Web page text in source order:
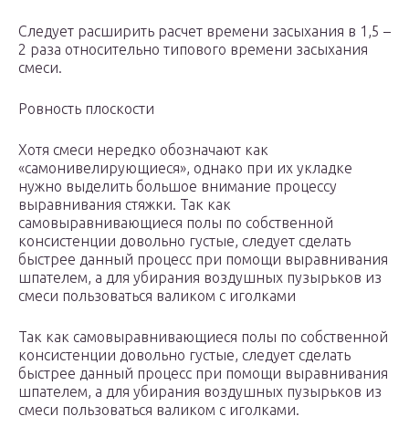
Следует расширить расчет времени засыхания в 1,5 –
2 раза относительно типового времени засыхания
смеси.
Ровность плоскости
Хотя смеси нередко обозначают как
«самонивелирующиеся», однако при их укладке
нужно выделить большое внимание процессу
выравнивания стяжки. Так как
самовыравнивающиеся полы по собственной
консистенции довольно густые, следует сделать
быстрее данный процесс при помощи выравнивания
шпателем, а для убирания воздушных пузырьков из
смеси пользоваться валиком с иголками
Так как самовыравнивающиеся полы по собственной
консистенции довольно густые, следует сделать
быстрее данный процесс при помощи выравнивания
шпателем, а для убирания воздушных пузырьков из
смеси пользоваться валиком с иголками.